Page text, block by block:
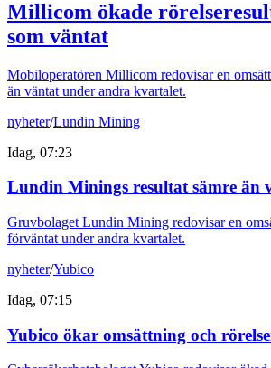
Millicom ökade
som väntat
Mobiloperatören Millicom redovisar en
än väntat under andra kvartalet.
nyheter/Lundin Mining
Idag, 07:23
Lundin Minings resultat sämre än
Gruvbolaget Lundin Mining redovisar en
förväntat under andra kvartalet.
nyheter/Yubico
Idag, 07:15
Yubico ökar omsättning och